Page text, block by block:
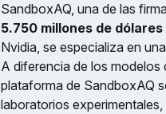
SandboxAQ, una de las
5.750 millones de
Nvidia, se especializa en
A diferencia de los
plataforma de SandboxAQ
laboratorios